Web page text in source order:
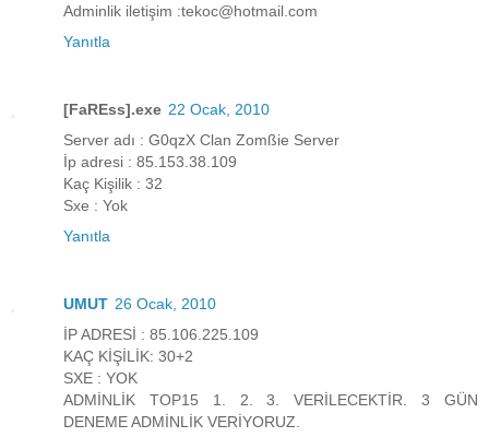
Adminlik iletişim :tekoc@hotmail.com
Yanıtla
[FaREss].exe 22 Ocak, 2010
Server adı : G0qzX Clan Zomßie Server
İp adresi : 85.153.38.109
Kaç Kişilik : 32
Sxe : Yok
Yanıtla
UMUT 26 Ocak, 2010
İP ADRESİ : 85.106.225.109
KAÇ KİŞİLİK: 30+2
SXE : YOK
ADMİNLİK TOP15 1. 2. 3. VERİLECEKTİR. 3 GÜN
DENEME ADMİNLİK VERİYORUZ.